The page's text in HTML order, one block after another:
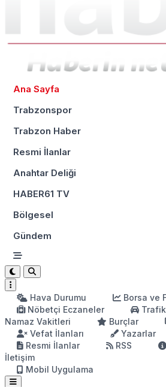
Ana Sayfa
Trabzonspor
Trabzon Haber
Resmi İlanlar
Anahtar Deliği
HABER61 TV
Bölgesel
Gündem
Hava Durumu Borsa ve
Nöbetçi Eczaneler
Namaz Vakitleri
Burçlar
Vefat İlanları
Yazarlar
Resmi İlanlar
RSS
İletişim
Mobil Uygulama